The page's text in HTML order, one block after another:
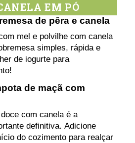
EM PÓ
de pêra e canela
mel e polvilhe com canela
simples, rápida e
de iogurte para
de maçã com
com canela é a
definitiva. Adicione
do cozimento para realçar